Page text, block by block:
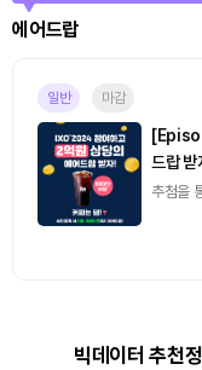
에어드랍
일반 마감
드랍 받
추첨을
빅데이터 추천